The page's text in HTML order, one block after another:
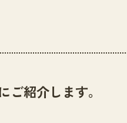
紹介します。